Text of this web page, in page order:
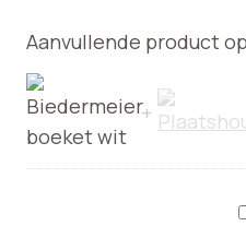
Aanvullende product